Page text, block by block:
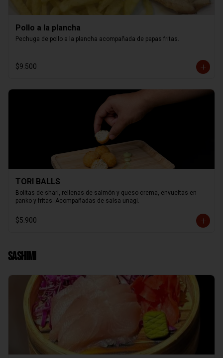
Pollo a la plancha
Pechuga de pollo a la plancha acompañada de papas fritas.
$9.500
TORI BALLS
Bolitas de shari, rellenas de salmón y queso crema, envueltas en
panko y fritas. Acompañadas de salsa unagi.
$5.900
Sashimi